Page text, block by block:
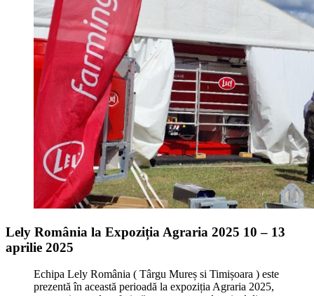
Lely România la Expoziția Agraria 2025 10 – 13
aprilie 2025
Echipa Lely România ( Târgu Mureș si Timișoara ) este
prezentă în această perioadă la expoziția Agraria 2025,